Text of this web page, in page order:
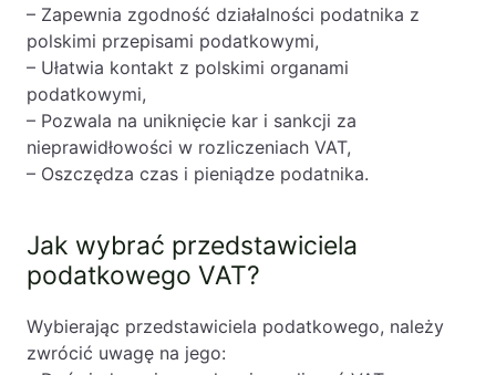
– Zapewnia zgodność działalności podatnika z
polskimi przepisami podatkowymi,
– Ułatwia kontakt z polskimi organami
podatkowymi,
– Pozwala na uniknięcie kar i sankcji za
nieprawidłowości w rozliczeniach VAT,
– Oszczędza czas i pieniądze podatnika.
Jak wybrać przedstawiciela
podatkowego VAT?
Wybierając przedstawiciela podatkowego, należy
zwrócić uwagę na jego: